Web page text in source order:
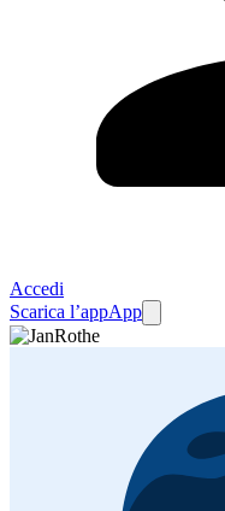
Accedi
Scarica l’appApp